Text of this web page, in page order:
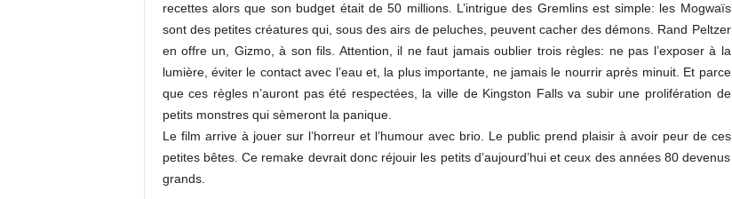
recettes alors que son budget était de 50 millions. L’intrigue des Gremlins est simple: les Mogwaïs
sont des petites créatures qui, sous des airs de peluches, peuvent cacher des démons. Rand Peltzer
en offre un, Gizmo, à son fils. Attention, il ne faut jamais oublier trois règles: ne pas l’exposer à la
lumière, éviter le contact avec l’eau et, la plus importante, ne jamais le nourrir après minuit. Et parce
que ces règles n’auront pas été respectées, la ville de Kingston Falls va subir une prolifération de
petits monstres qui sèmeront la panique.
Le film arrive à jouer sur l’horreur et l’humour avec brio. Le public prend plaisir à avoir peur de ces
petites bêtes. Ce remake devrait donc réjouir les petits d’aujourd’hui et ceux des années 80 devenus
grands.